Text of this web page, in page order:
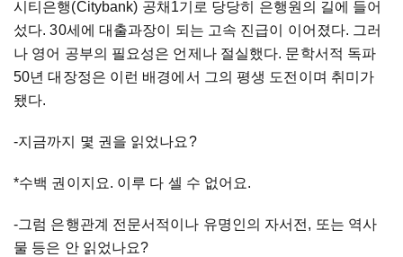
시티은행(Citybank) 공채1기로 당당히 은행원의 길에 들어
섰다. 30세에 대출과장이 되는 고속 진급이 이어졌다. 그러
나 영어 공부의 필요성은 언제나 절실했다. 문학서적 독파
50년 대장정은 이런 배경에서 그의 평생 도전이며 취미가
됐다.
-지금까지 몇 권을 읽었나요?
*수백 권이지요. 이루 다 셀 수 없어요.
-그럼 은행관계 전문서적이나 유명인의 자서전, 또는 역사
물 등은 안 읽었나요?